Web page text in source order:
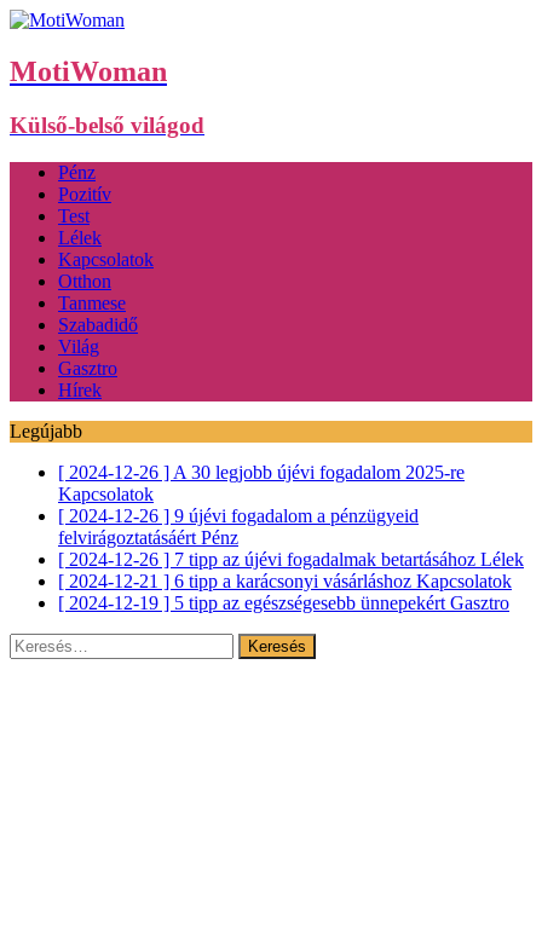
MotiWoman
Külső-belső világod
Pénz
Pozitív
Test
Lélek
Kapcsolatok
Otthon
Tanmese
Szabadidő
Világ
Gasztro
Hírek
Legújabb
[ 2024-12-26 ] A 30 legjobb újévi fogadalom 2025-re
Kapcsolatok
[ 2024-12-26 ] 9 újévi fogadalom a pénzügyeid
felvirágoztatásáért Pénz
[ 2024-12-26 ] 7 tipp az újévi fogadalmak betartásához Lélek
[ 2024-12-21 ] 6 tipp a karácsonyi vásárláshoz Kapcsolatok
[ 2024-12-19 ] 5 tipp az egészségesebb ünnepekért Gasztro
Keresés: